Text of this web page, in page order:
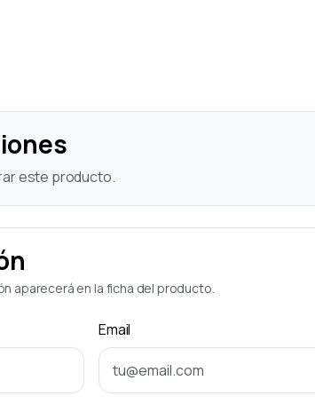
este producto.
aparecerá en la ficha del producto.
Email